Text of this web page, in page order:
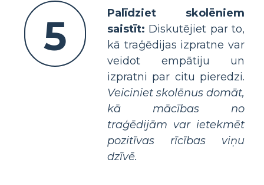
5
Palīdziet skolēniem
saistīt: Diskutējiet par to,
kā traģēdijas izpratne var
veidot empātiju un
izpratni par citu pieredzi.
Veiciniet skolēnus domāt,
kā mācības no
traģēdijām var ietekmēt
pozitīvas rīcības viņu
dzīvē.